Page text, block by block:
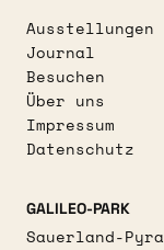
Ausstellungen
Journal
Besuchen
Über uns
Impressum
Datenschutz
GALILEO-PARK
Sauerland-